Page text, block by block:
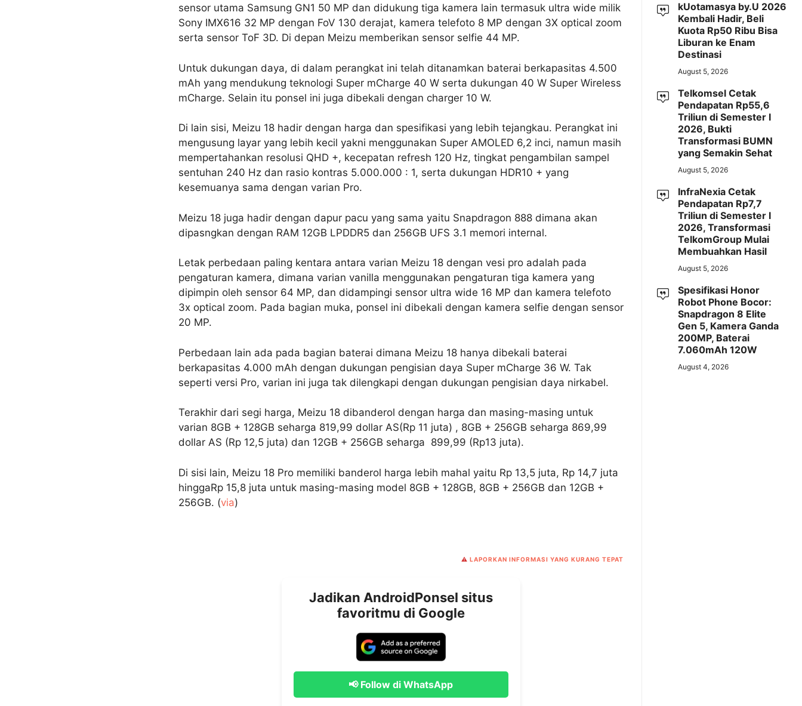
sensor utama Samsung GN1 50 MP dan didukung tiga kamera lain termasuk ultra wide milik
Sony IMX616 32 MP dengan FoV 130 derajat, kamera telefoto 8 MP dengan 3X optical zoom
serta sensor ToF 3D. Di depan Meizu memberikan sensor selfie 44 MP.
Untuk dukungan daya, di dalam perangkat ini telah ditanamkan baterai berkapasitas 4.500
mAh yang mendukung teknologi Super mCharge 40 W serta dukungan 40 W Super Wireless
mCharge. Selain itu ponsel ini juga dibekali dengan charger 10 W.
Di lain sisi, Meizu 18 hadir dengan harga dan spesifikasi yang lebih tejangkau. Perangkat ini
mengusung layar yang lebih kecil yakni menggunakan Super AMOLED 6,2 inci, namun masih
mempertahankan resolusi QHD +, kecepatan refresh 120 Hz, tingkat pengambilan sampel
sentuhan 240 Hz dan rasio kontras 5.000.000 : 1, serta dukungan HDR10 + yang
kesemuanya sama dengan varian Pro.
Meizu 18 juga hadir dengan dapur pacu yang sama yaitu Snapdragon 888 dimana akan
dipasngkan dengan RAM 12GB LPDDR5 dan 256GB UFS 3.1 memori internal.
Letak perbedaan paling kentara antara varian Meizu 18 dengan vesi pro adalah pada
pengaturan kamera, dimana varian vanilla menggunakan pengaturan tiga kamera yang
dipimpin oleh sensor 64 MP, dan didampingi sensor ultra wide 16 MP dan kamera telefoto
3x optical zoom. Pada bagian muka, ponsel ini dibekali dengan kamera selfie dengan sensor
20 MP.
Perbedaan lain ada pada bagian baterai dimana Meizu 18 hanya dibekali baterai
berkapasitas 4.000 mAh dengan dukungan pengisian daya Super mCharge 36 W. Tak
seperti versi Pro, varian ini juga tak dilengkapi dengan dukungan pengisian daya nirkabel.
Terakhir dari segi harga, Meizu 18 dibanderol dengan harga dan masing-masing untuk
varian 8GB + 128GB seharga 819,99 dollar AS(Rp 11 juta) , 8GB + 256GB seharga 869,99
dollar AS (Rp 12,5 juta) dan 12GB + 256GB seharga 899,99 (Rp13 juta).
Di sisi lain, Meizu 18 Pro memiliki banderol harga lebih mahal yaitu Rp 13,5 juta, Rp 14,7 juta
hinggaRp 15,8 juta untuk masing-masing model 8GB + 128GB, 8GB + 256GB dan 12GB +
256GB. (via)
⚠️ LAPORKAN INFORMASI YANG KURANG TEPAT
Jadikan AndroidPonsel situs
favoritmu di Google
📢 Follow di WhatsApp
kUotamasya by.U 2026
Kembali Hadir, Beli
Kuota Rp50 Ribu Bisa
Liburan ke Enam
Destinasi
August 5, 2026
Telkomsel Cetak
Pendapatan Rp55,6
Triliun di Semester I
2026, Bukti
Transformasi BUMN
yang Semakin Sehat
August 5, 2026
InfraNexia Cetak
Pendapatan Rp7,7
Triliun di Semester I
2026, Transformasi
TelkomGroup Mulai
Membuahkan Hasil
August 5, 2026
Spesifikasi Honor
Robot Phone Bocor:
Snapdragon 8 Elite
Gen 5, Kamera Ganda
200MP, Baterai
7.060mAh 120W
August 4, 2026